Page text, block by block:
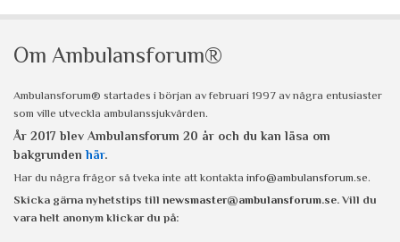
Om Ambulansforum®
Ambulansforum® startades i början av februari 1997 av några entusiaster
som ville utveckla ambulanssjukvården.
År 2017 blev Ambulansforum 20 år och du kan läsa om
bakgrunden här.
Har du några frågor så tveka inte att kontakta info@ambulansforum.se.
Skicka gärna nyhetstips till newsmaster@ambulansforum.se. Vill du
vara helt anonym klickar du på: